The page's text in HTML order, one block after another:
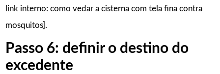
link interno: como vedar a cisterna com tela fina contra
mosquitos].
Passo 6: definir o destino do
excedente